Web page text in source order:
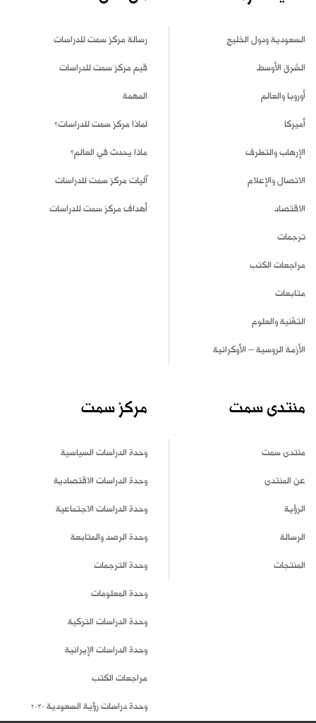
السعودية ودول الخليج
الشرق الأوسط
أوروبا والعالم
أميركا
الإرهاب والتطرف
الاتصال والإعلام
الاقتصاد
ترجمات
مراجعات الكتب
متابعات
التقنية والعلوم
الأزمة الروسية – الأوكرانية
رسالة مركز سمت للدراسات
قيم مركز سمت للدراسات
المهمة
لماذا مركز سمت للدراسات؟
ماذا يحدث في العالم؟
آليات مركز سمت للدراسات
أهداف مركز سمت للدراسات
منتدى سمت
منتدى سمت
عن المنتدى
الرؤية
الرسالة
المنتجات
مركز سمت
وحدة الدراسات السياسية
وحدة الدراسات الاقتصادية
وحدة الدراسات الاجتماعية
وحدة الرصد والمتابعة
وحدة الترجمات
وحدة المعلومات
وحدة الدراسات التركية
وحدة الدراسات الإيرانية
مراجعات الكتب
وحدة دراسات رؤية السعودية 2030